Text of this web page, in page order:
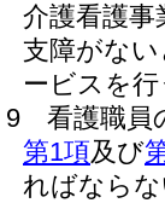
介護看護
支障がな
ービスを
9
看護職員
第1項及び
ればなら